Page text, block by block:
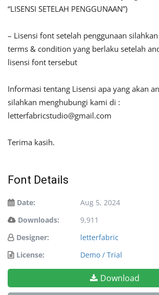
“LISENSI SETELAH PENGGUNAAN”)
– Lisensi font setelah penggunaan
terms & condition yang berlaku setelah
lisensi font tersebut
Informasi tentang Lisensi apa yang akan
silahkan menghubungi kami di :
letterfabricstudio@gmail.com
Terima kasih.
Font Details
Date:
Aug 5, 2024
Downloads:
9,911
Designer:
letterfabric
License:
Demo / Trial
Download